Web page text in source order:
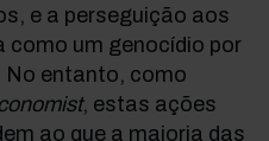
e a perseguição aos
como um genocídio por
No entanto, como
, estas ações
ao que a maioria das